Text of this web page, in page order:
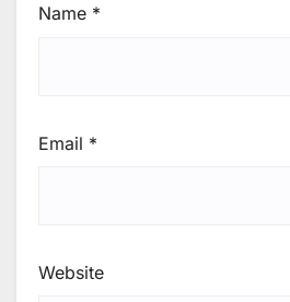
Name *
Email *
Website